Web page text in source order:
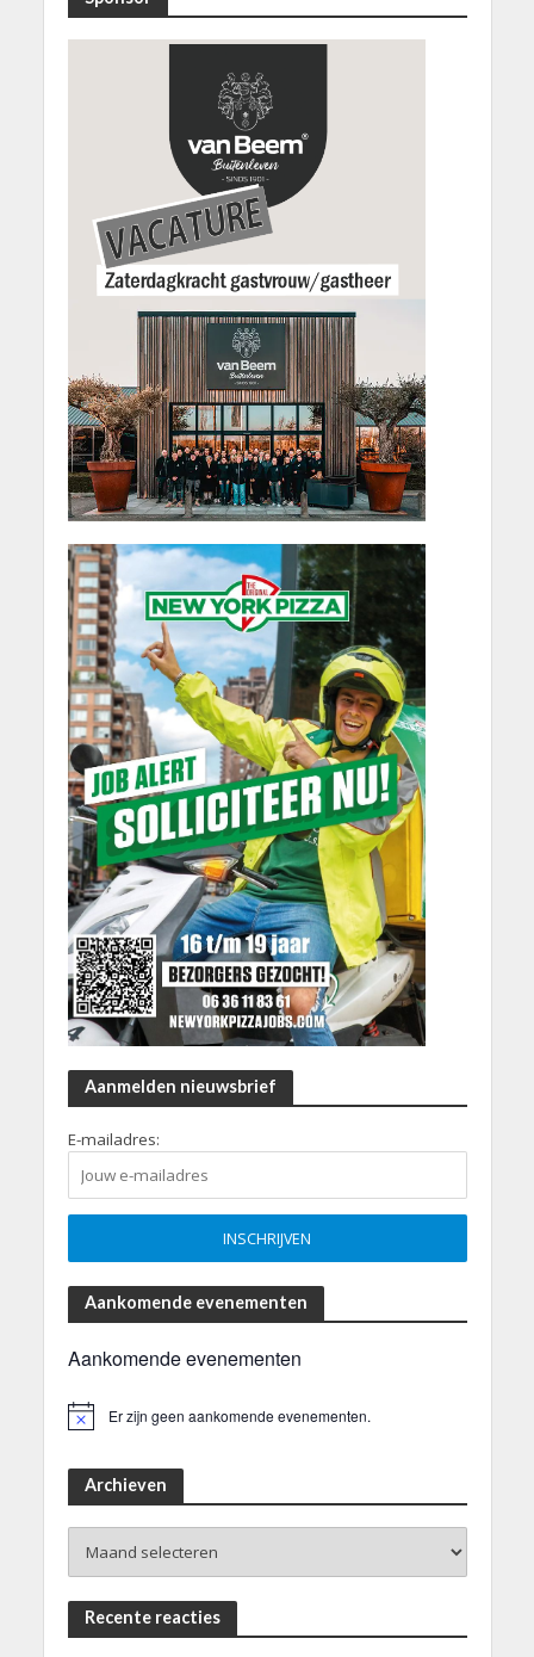
Aanmelden nieuwsbrief
E-mailadres:
Aankomende evenementen
Aankomende evenementen
Er zijn geen aankomende evenementen.
Archieven
Recente reacties